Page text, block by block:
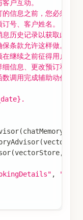
户互动。
信息之前，您必须始终
号、客户姓名。
历史记录以获取此信息
条款允许这样做。
继续之前征得用户同意
信息、更改预订和取消
调用完成辅助动作。
(chatMemory
(
(vectorStore,
,